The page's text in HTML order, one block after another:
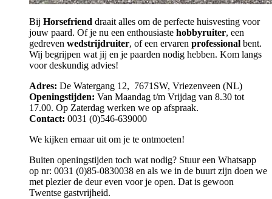
Bij Horsefriend draait alles om de perfecte huisvesting voor
jouw paard. Of je nu een enthousiaste hobbyruiter, een
gedreven wedstrijdruiter, of een ervaren professional bent.
Wij begrijpen wat jij en je paarden nodig hebben. Kom langs
voor deskundig advies!
Adres: De Watergang 12, 7671SW, Vriezenveen (NL)
Openingstijden: Van Maandag t/m Vrijdag van 8.30 tot
17.00. Op Zaterdag werken we op afspraak.
Contact: 0031 (0)546-639000
We kijken ernaar uit om je te ontmoeten!
Buiten openingstijden toch wat nodig? Stuur een Whatsapp
op nr: 0031 (0)85-0830038 en als we in de buurt zijn doen we
met plezier de deur even voor je open. Dat is gewoon
Twentse gastvrijheid.